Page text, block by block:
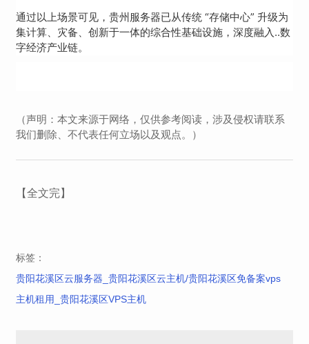
通过以上场景可见，贵州服务器已从传统 “存储中心” 升级为
集计算、灾备、创新于一体的综合性基础设施，深度融入..数
字经济产业链。
（声明：本文来源于网络，仅供参考阅读，涉及侵权请联系
我们删除、不代表任何立场以及观点。）
【全文完】
标签：
贵阳花溪区云服务器_贵阳花溪区云主机/贵阳花溪区免备案vps
主机租用_贵阳花溪区VPS主机